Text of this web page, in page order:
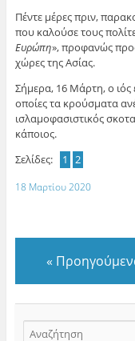
Πέντε μέρες πριν,
που καλούσε τους
Ευρώπη», προφανώς
χώρες της Ασίας.
Σήμερα, 16 Μάρτη, ο ιός
οποίες τα κρούσματα
ισλαμοφασιστικός
κάποιος.
Σελίδες:
1 2
18 Μαρτίου 2020
«